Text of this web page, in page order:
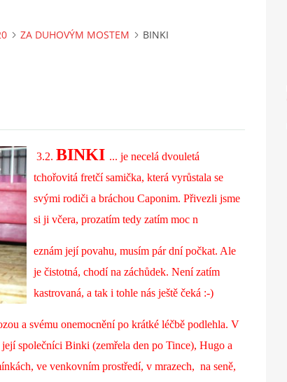
ZA DUHOVÝM MOSTEM BINKI
3.2. BINKI ... je necelá dvouletá
tchořovitá fretčí samička, která vyrůstala se
svými rodiči a bráchou Caponim. Přivezli jsme
si ji včera, prozatím tedy zatím moc n
eznám její povahu, musím pár dní počkat. Ale
je čistotná, chodí na záchůdek. Není zatím
kastrovaná, a tak i tohle nás ještě čeká :-)
a svému onemocnění po krátké léčbě podlehla. V
společníci Binki (zemřela den po Tince), Hugo a
ve venkovním prostředí, v mrazech, na seně,